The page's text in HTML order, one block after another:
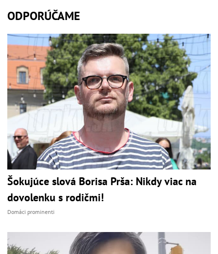
ODPORÚČAME
Šokujúce slová Borisa Prša: Nikdy viac na
dovolenku s rodičmi!
Domáci prominenti